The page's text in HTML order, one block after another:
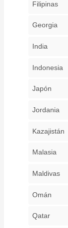
Filipinas
Georgia
India
Indonesia
Japón
Jordania
Kazajistán
Malasia
Maldivas
Omán
Qatar